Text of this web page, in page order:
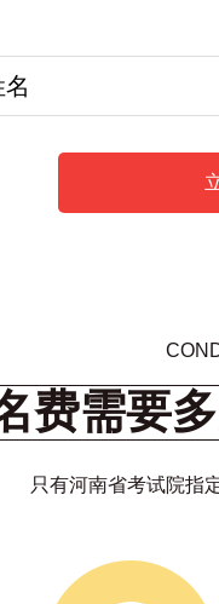
费需要
只有河南省考试院指